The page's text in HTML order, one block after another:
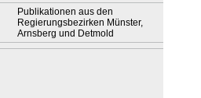
Publikationen aus den
Regierungsbezirken Münster,
Arnsberg und Detmold